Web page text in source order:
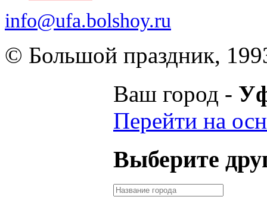
info@ufa.bolshoy.ru
© Большой праздник,
Ваш город -
Перейти на
Выберите